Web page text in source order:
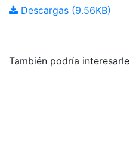
Descargas (9.56KB)
También podría interesarle